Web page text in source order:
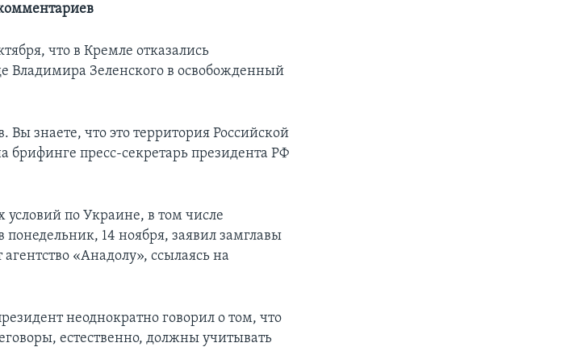
что в Кремле отказались
Владимира Зеленского в освобожденный
знаете, что это территория Российской
брифинге пресс-секретарь президента РФ
условий по Украине, в том числе
понедельник, 14 ноября, заявил замглавы
«Анадолу», ссылаясь на
неоднократно говорил о том, что
естественно, должны учитывать